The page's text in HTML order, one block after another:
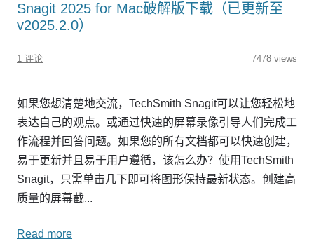
Snagit 2025 for Mac破解版下载（已更新至
v2025.2.0）
1 评论 7478 views
如果您想清楚地交流，TechSmith Snagit可以让您轻松地
表达自己的观点。或通过快速的屏幕录像引导人们完成工
作流程并回答问题。如果您的所有文档都可以快速创建，
易于更新并且易于用户遵循，该怎么办？使用TechSmith
Snagit，只需单击几下即可将图形保持最新状态。创建高
质量的屏幕截...
Read more